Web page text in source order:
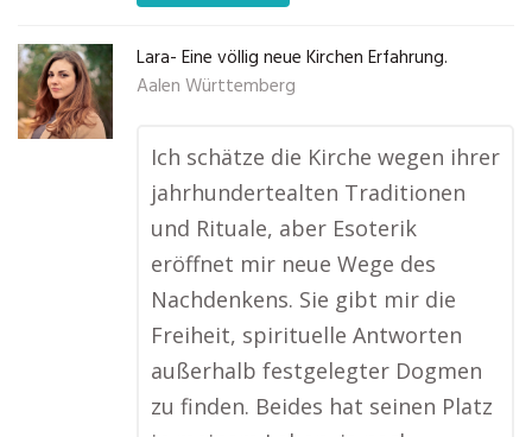
Lara- Eine völlig neue Kirchen Erfahrung.
Aalen Württemberg
Ich schätze die Kirche wegen ihrer
jahrhundertealten Traditionen
und Rituale, aber Esoterik
eröffnet mir neue Wege des
Nachdenkens. Sie gibt mir die
Freiheit, spirituelle Antworten
außerhalb festgelegter Dogmen
zu finden. Beides hat seinen Platz